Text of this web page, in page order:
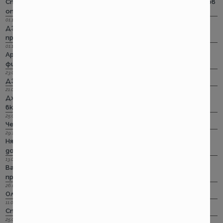
Стикерът по гражданска отговорност с впечатляващ нов
опит да влезе в историята
01.11.2022 г.
ДЗИ: Стрийминг застраховката за злополука на промоция
през ноември
01.11.2022 г.
Армеец: Имуществото на лимит на промоция. Това за
фирмите също
23.09.2022 г.
ДЗИ: Ами няма такова каско!
21.09.2022 г.
Дженерали: Критични болести по злополука и заболяване,
включително и при задължителната трудова.
25.08.2022 г.
Черно бялото ще е новото зелено и у нас. Дали?
29.12.2018 г.
Няма да работим на 31-ви. Весело посрещане на една по -
добра година.
13.08.2018 г.
Важно! Вашата полица в Олимпик трябва да бъде
прекратена на 17.08.2018г
26.07.2018 г.
Олимпик са вече без лиценз
11.05.2018 г.
Спираме Олимпик
25.01.2018 г.